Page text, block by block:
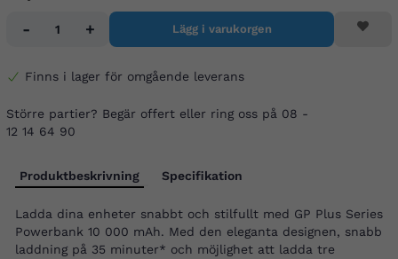
- + Lägg i varukorgen
Finns i lager för omgående leverans
Större partier? Begär offert eller ring oss på 08 -
12 14 64 90
Produktbeskrivning Specifikation
Ladda dina enheter snabbt och stilfullt med GP Plus Series
Powerbank 10 000 mAh. Med den eleganta designen, snabb
laddning på 35 minuter* och möjlighet att ladda tre